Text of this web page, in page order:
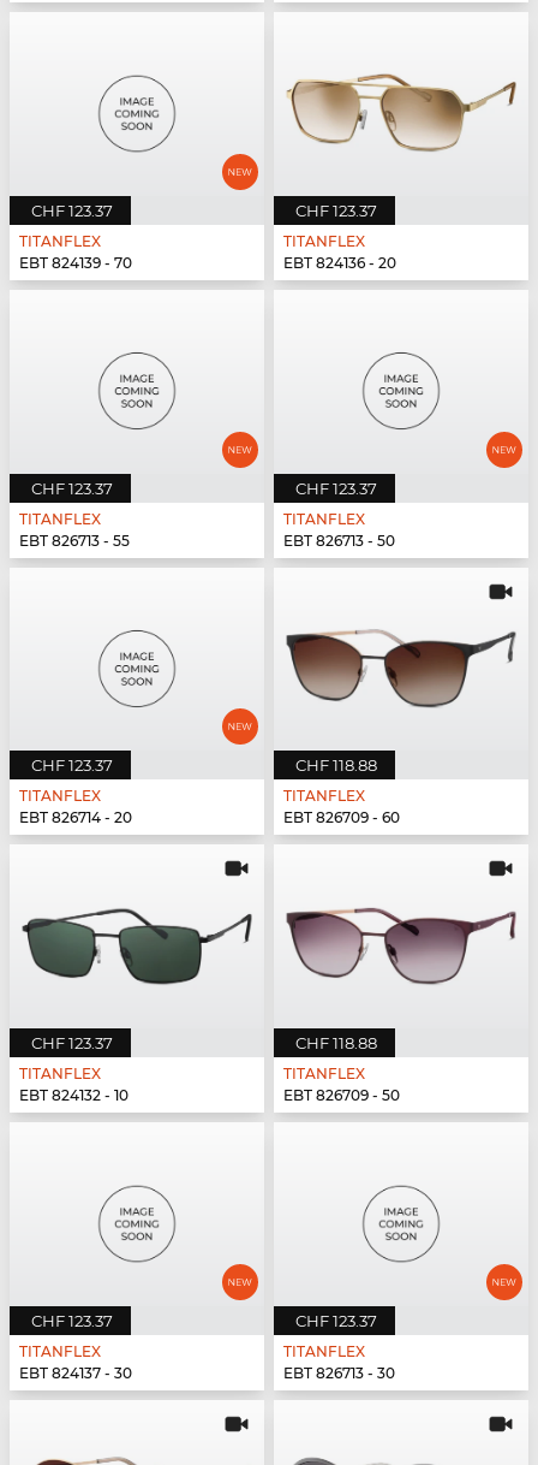
CHF 123.37
TITANFLEX
EBT 824139 - 70
CHF 123.37
TITANFLEX
EBT 824136 - 20
CHF 123.37
TITANFLEX
EBT 826713 - 55
CHF 123.37
TITANFLEX
EBT 826713 - 50
CHF 123.37
TITANFLEX
EBT 826714 - 20
CHF 118.88
TITANFLEX
EBT 826709 - 60
CHF 123.37
TITANFLEX
EBT 824132 - 10
CHF 118.88
TITANFLEX
EBT 826709 - 50
CHF 123.37
TITANFLEX
EBT 824137 - 30
CHF 123.37
TITANFLEX
EBT 826713 - 30